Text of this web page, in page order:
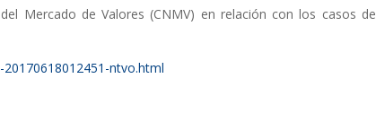
Mercado de Valores (CNMV) en relación con los casos de
ntvo.html